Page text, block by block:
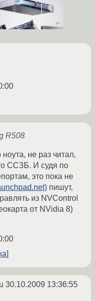
R508
не раз читал,
ССЗБ. И судя по
это пока не
пишут,
из NVControl
от NVidia 8)
30.10.2009 13:36:55